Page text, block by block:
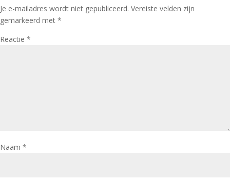
Je e-mailadres wordt niet gepubliceerd. Vereiste velden zijn
gemarkeerd met *
Reactie *
Naam *